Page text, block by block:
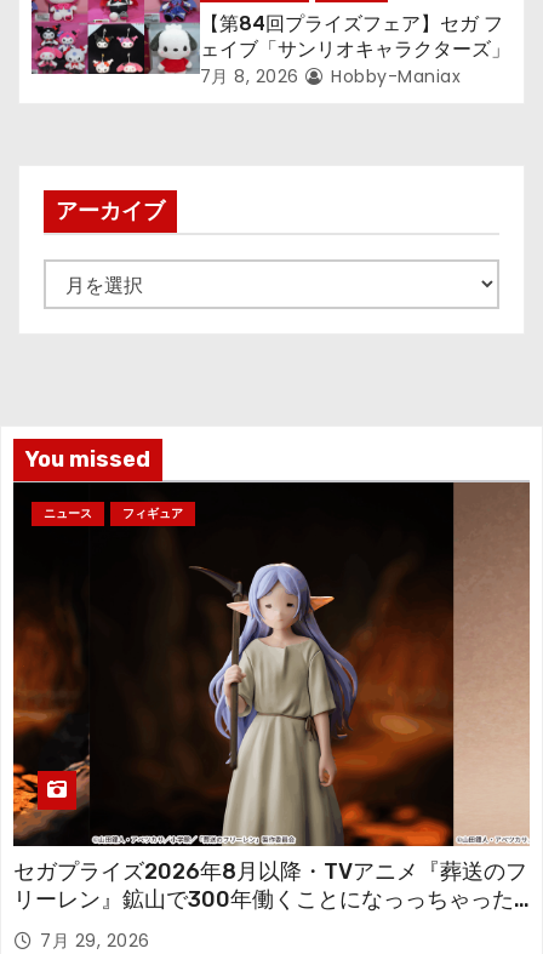
【第84回プライズフェア】セガ フ
ェイブ「サンリオキャラクターズ」
7月 8, 2026 Hobby-Maniax
アーカイブ
ー
You missed
ニュース フィギュア
セガプライズ2026年8月以降・TVアニメ『葬送のフ
リーレン』鉱山で300年働くことになっっちゃった
「フリーレン」を立体化！
7月 29, 2026